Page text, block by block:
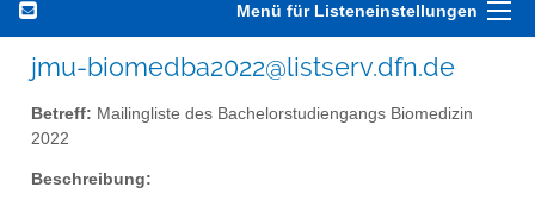
Menü für Listeneinstellungen
jmu-biomedba2022@listserv.dfn.de
Betreff: Mailingliste des Bachelorstudiengangs Biomedizin
2022
Beschreibung: